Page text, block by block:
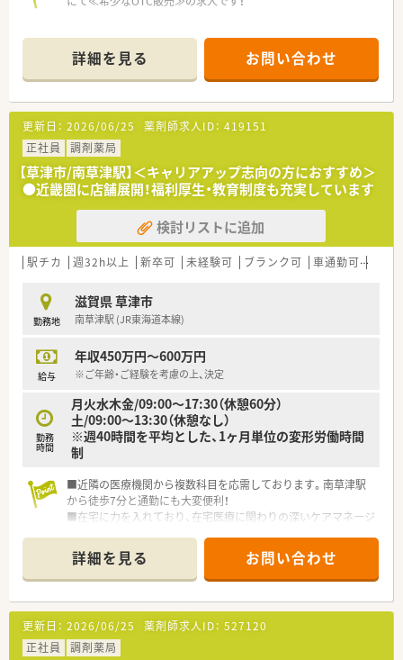
■JR草津駅より徒歩2分と好立地！アクセスしやすく通勤便利♪
運転に自信がない方も安心してご通勤いただけます
■週20時間勤務で社会保険にもご加入頂けます♪
■ショッピングセンター内が就業先となりますので、お仕事前後
のお買い物にも便利です♪
■主にOTC販売をご担当いただきます。その他、レジや品出し、
発注業務も発生致しますが、店舗内研修も行っておりますので、
未経験の方も安心してご就業いただけます！
＼ オススメポイント ／
■ご経験・ご年齢不問です！60歳以上でもご応募が可能◎接客が
好きな方大歓迎！
弊社からご紹介実績もあり安心してお勤めできる会社様です。
■福利厚生も充実◎買い物補助制度（食品5％、衣類・住居関連
■1日6～7時間程度の勤務、週5日、11時～20時までの間でご勤
務可能な方歓迎いたします！
詳細を見る お問い合わせ
更新日： 2026/06/25 薬剤師求人ID： 419151
正社員
調剤薬局
【草津市/南草津駅】＜キャリアアップ志向の方におすすめ＞
●近畿圏に店舗展開！福利厚生・教育制度も充実しています
検討リストに追加
駅チカ 週32h以上 新卒可 未経験可 ブランク可 車通勤可
勤務地
滋賀県 草津市
南草津駅 (JR東海道本線)
給与
年収450万円～600万円
※ご年齢・ご経験を考慮の上、決定
勤務
時間
月火水木金/09:00～17:30（休憩60分）
土/09:00～13:30（休憩なし）
※週40時間を平均とした、1ヶ月単位の変形労働時間
制
■近隣の医療機関から複数科目を応需しております。南草津駅
から徒歩7分と通勤にも大変便利！
■在宅に力を入れており、在宅医療に関わりの深いケアマネージ
わず在宅を行っております。
■キャリアアップしたい方にもおすすめ！早くから管理薬剤師や
エリアマネージャーへのステップアップも可能です。
詳細を見る お問い合わせ
更新日： 2026/06/25 薬剤師求人ID： 527120
正社員
調剤薬局